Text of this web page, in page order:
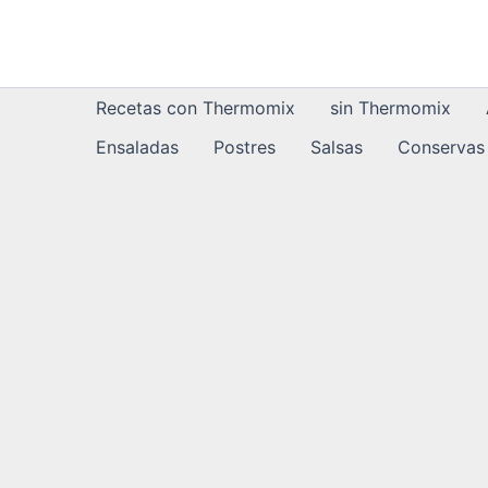
Recetas con Thermomix
sin Thermomix
Ensaladas
Postres Salsas Conservas